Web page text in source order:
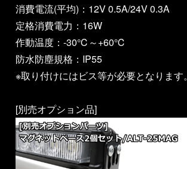
消費電流(平均)：12V 0.5A/24V 0.3A
定格消費電力：16W
作動温度：-30℃～+60℃
防水防塵規格：IP55
※取り付けにはビス等が必要となります。
[別売オプション品]